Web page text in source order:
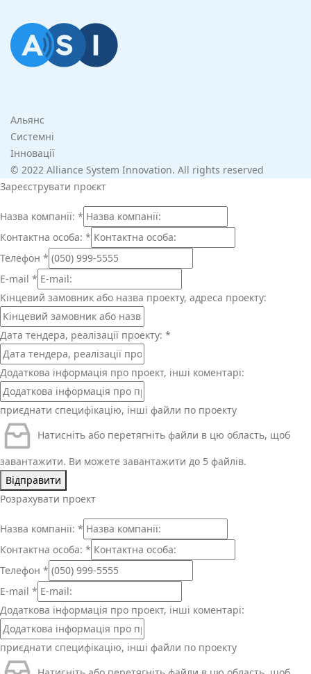
Альянс
Системні
Інновації
© 2022 Alliance System Innovation. All rights reserved
Зареєструвати проєкт
Назва компанії: *
Контактна особа: *
Телефон *
E-mail *
Кінцевий замовник або назва проекту, адреса проекту:
Дата тендера, реалізації проекту: *
Додаткова інформація про проект, інші коментарі:
приєднати специфікацію, інші файли по проекту
Натисніть або перетягніть файли в цю область, щоб
завантажити. Ви можете завантажити до 5 файлів.
Відправити
Розрахувати проект
Назва компанії: *
Контактна особа: *
Телефон *
E-mail *
Додаткова інформація про проект, інші коментарі:
приєднати специфікацію, інші файли по проекту